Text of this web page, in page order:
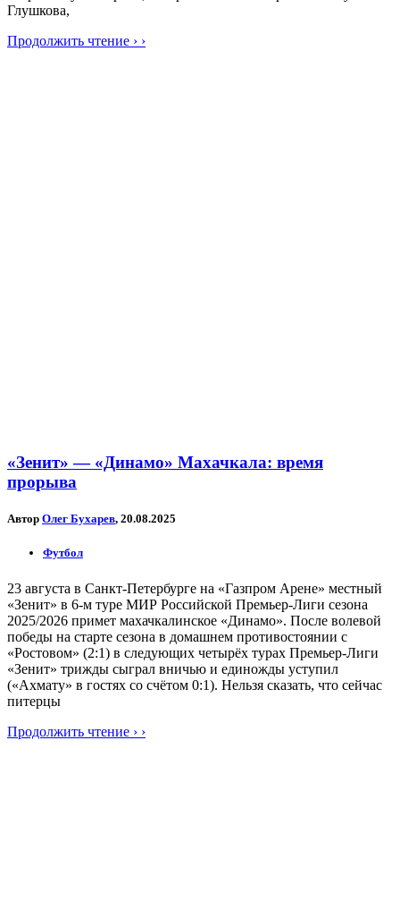
Глушкова,
Продолжить чтение › ›
«Зенит» — «Динамо» Махачкала: время
прорыва
Автор Олег Бухарев, 20.08.2025
Футбол
23 августа в Санкт-Петербурге на «Газпром Арене» местный
«Зенит» в 6-м туре МИР Российской Премьер-Лиги сезона
2025/2026 примет махачкалинское «Динамо». После волевой
победы на старте сезона в домашнем противостоянии с
«Ростовом» (2:1) в следующих четырёх турах Премьер-Лиги
«Зенит» трижды сыграл вничью и единожды уступил
(«Ахмату» в гостях со счётом 0:1). Нельзя сказать, что сейчас
питерцы
Продолжить чтение › ›